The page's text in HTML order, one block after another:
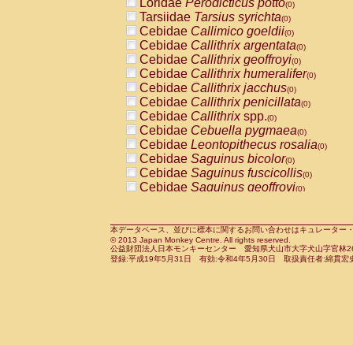
PitheciidaeCallicebus donacophilus
PitheciidaeCallicebus moloch
PitheciidaeCallicebus torquatus
PitheciidaeCallicebusspp.(0)
PitheciidaeChiropotes satanas(0)
PitheciidaePithecia monachus
PitheciidaePithecia pithecia(0)
CercopithecidaeCercocebus agilis
CercopithecidaeCercocebus
CercopithecidaeCercocebus
CercopithecidaeCercocebus
CercopithecidaeCercocebus
CercopithecidaeCercocebushybrid
CercopithecidaePapio anubis(0)
CercopithecidaePapio cynocephalus
CercopithecidaePapio hamadryas(0)
Loridae Perodicticus potto(0)
Tarsiidae Tarsius syrichta(0)
Cebidae Callimico goeldii(0)
Cebidae Callithrix argentata(0)
Cebidae Callithrix geoffroyi(0)
Cebidae Callithrix humeralifer(0)
Cebidae Callithrix jacchus(0)
Cebidae Callithrix penicillata(0)
Cebidae Callithrixspp.(0)
Cebidae Cebuella pygmaea(0)
Cebidae Leontopithecus rosalia(0)
Cebidae Saguinus bicolor(0)
Cebidae Saguinus fuscicollis(0)
Cebidae Saguinus geoffroyi(0)
CebidaeSaguinus leucopus(0)
CebidaeSaguinus midas(0)
Cebidae Saguinus mystax(0)
本データベース、並びに標本に関するお問い合わせはキュレータ
© 2013 Japan Monkey Centre. All rights reserved.
公益財団法人日本モンキーセンター 愛知県犬山市大字犬山字官
登録:平成19年5月31日 有効:令和4年5月30日 取扱責任者:綿貫宏